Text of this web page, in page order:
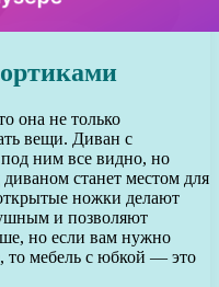
она не только
вещи. Диван с
ним все видно, но
станет местом для
ножки делают
и позволяют
но если вам нужно
то мебель с юбкой — это